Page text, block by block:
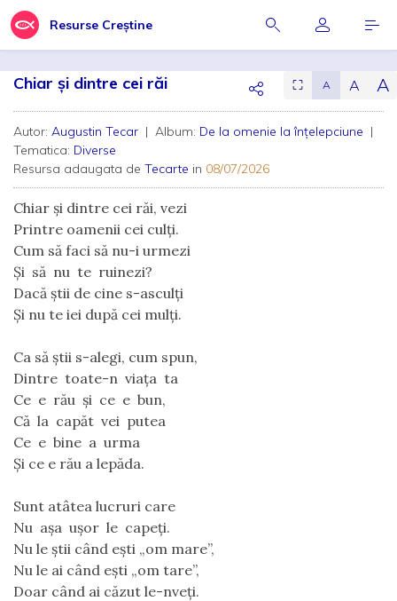
Resurse Creștine
Chiar și dintre cei răi ⛶ A A A
Autor: Augustin Tecar | Album: De la omenie la înțelepciune |
Tematica: Diverse
Resursa adaugata de Tecarte in 08/07/2026
Chiar și dintre cei răi, vezi
Printre oamenii cei culți.
Cum să faci să nu-i urmezi
Și  să  nu  te  ruinezi?
Dacă știi de cine s-asculți
Și nu te iei după cei mulți.
Ca să știi s-alegi, cum spun,
Dintre  toate-n  viața  ta
Ce  e  rău  și  ce  e  bun,
Că  la  capăt  vei  putea
Ce  e  bine  a  urma
Și ce e rău a lepăda.
Sunt atâtea lucruri care
Nu  așa  ușor  le  capeți.
Nu le știi când ești „om mare”,
Nu le ai când ești „om tare”,
Doar când ai căzut le-nveți.